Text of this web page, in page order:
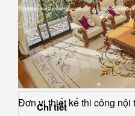
Đơn vị thiết kế thi công nội
Chi tiết